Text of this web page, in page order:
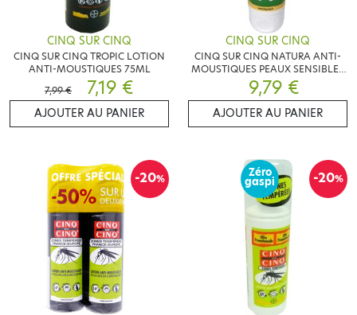
CINQ SUR CINQ
CINQ SUR CINQ TROPIC LOTION
ANTI-MOUSTIQUES 75ML
7,99 €
7,19 €
AJOUTER AU PANIER
CINQ SUR CINQ
CINQ SUR CINQ NATURA ANTI-
MOUSTIQUES PEAUX SENSIBLES
100ML
9,79 €
AJOUTER AU PANIER
-20% -20%
Zéro
gaspi